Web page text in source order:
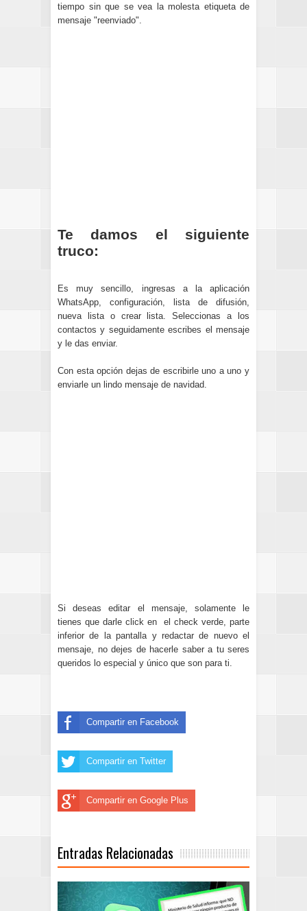
tiempo sin que se vea la molesta etiqueta de
mensaje "reenviado".
Te damos el siguiente
truco:
Es muy sencillo, ingresas a la aplicación
WhatsApp, configuración, lista de difusión,
nueva lista o crear lista. Seleccionas a los
contactos y seguidamente escribes el mensaje
y le das enviar.
Con esta opción dejas de escribirle uno a uno y
enviarle un lindo mensaje de navidad.
Si deseas editar el mensaje, solamente le
tienes que darle click en el check verde, parte
inferior de la pantalla y redactar de nuevo el
mensaje, no dejes de hacerle saber a tu seres
queridos lo especial y único que son para ti.
Compartir en Facebook
Compartir en Twitter
Compartir en Google Plus
Entradas Relacionadas